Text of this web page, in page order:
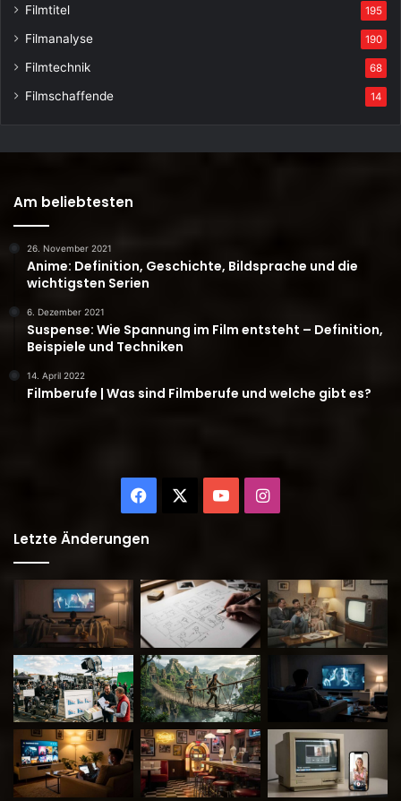
Filmtitel 195
Filmanalyse 190
Filmtechnik 68
Filmschaffende 14
Am beliebtesten
26. November 2021
Anime: Definition, Geschichte, Bildsprache und die
wichtigsten Serien
6. Dezember 2021
Suspense: Wie Spannung im Film entsteht – Definition,
Beispiele und Techniken
14. April 2022
Filmberufe | Was sind Filmberufe und welche gibt es?
Facebook YouTubeInstagram
Letzte Änderungen